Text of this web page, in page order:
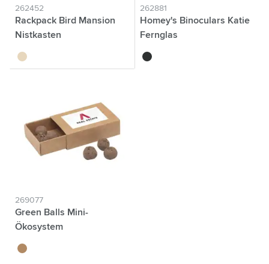
262452
Rackpack Bird Mansion
Nistkasten
brun bois
262881
Homey's Binoculars Katie
Fernglas
noir
269077
Green Balls Mini-
Ökosystem
brun